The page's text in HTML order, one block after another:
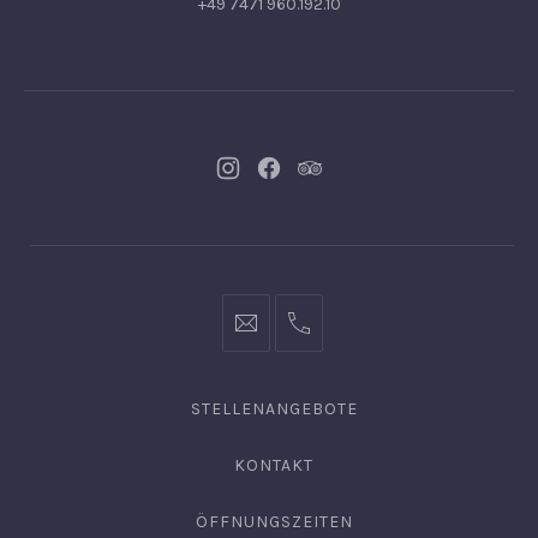
NeuesNeuesNeues
info@hofgut-0049747196019210
STELLENANGEBOTE
KONTAKT
ÖFFNUNGSZEITEN